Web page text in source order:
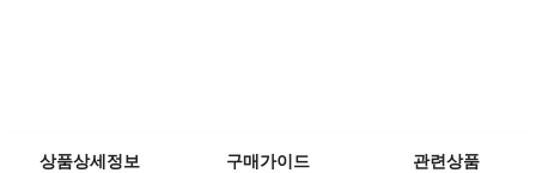
상품상세정보 구매가이드 관련상품